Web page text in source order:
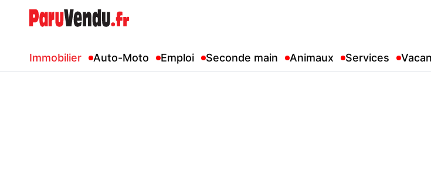
Immobilier Auto-Moto Emploi Seconde main Animaux Services